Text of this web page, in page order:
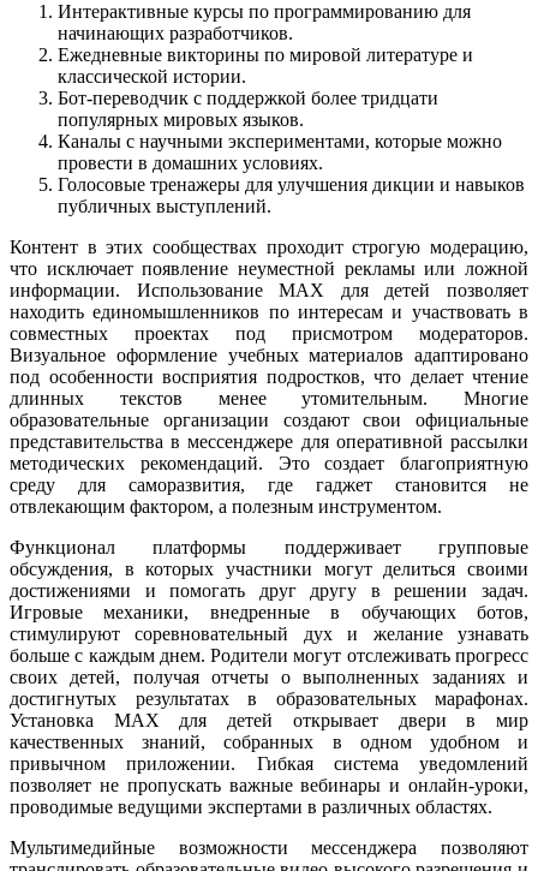
Интерактивные курсы по программированию для
начинающих разработчиков.
Ежедневные викторины по мировой литературе и
классической истории.
Бот-переводчик с поддержкой более тридцати
популярных мировых языков.
Каналы с научными экспериментами, которые можно
провести в домашних условиях.
Голосовые тренажеры для улучшения дикции и навыков
публичных выступлений.
Контент в этих сообществах проходит строгую модерацию,
что исключает появление неуместной рекламы или ложной
информации. Использование MAX для детей позволяет
находить единомышленников по интересам и участвовать в
совместных проектах под присмотром модераторов.
Визуальное оформление учебных материалов адаптировано
под особенности восприятия подростков, что делает чтение
длинных текстов менее утомительным. Многие
образовательные организации создают свои официальные
представительства в мессенджере для оперативной рассылки
методических рекомендаций. Это создает благоприятную
среду для саморазвития, где гаджет становится не
отвлекающим фактором, а полезным инструментом.
Функционал платформы поддерживает групповые
обсуждения, в которых участники могут делиться своими
достижениями и помогать друг другу в решении задач.
Игровые механики, внедренные в обучающих ботов,
стимулируют соревновательный дух и желание узнавать
больше с каждым днем. Родители могут отслеживать прогресс
своих детей, получая отчеты о выполненных заданиях и
достигнутых результатах в образовательных марафонах.
Установка MAX для детей открывает двери в мир
качественных знаний, собранных в одном удобном и
привычном приложении. Гибкая система уведомлений
позволяет не пропускать важные вебинары и онлайн-уроки,
проводимые ведущими экспертами в различных областях.
Мультимедийные возможности мессенджера позволяют